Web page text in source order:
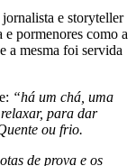
e storyteller
e pormenores como a
a mesma foi servida
“há um chá, uma
para dar
ou frio.
de prova e os